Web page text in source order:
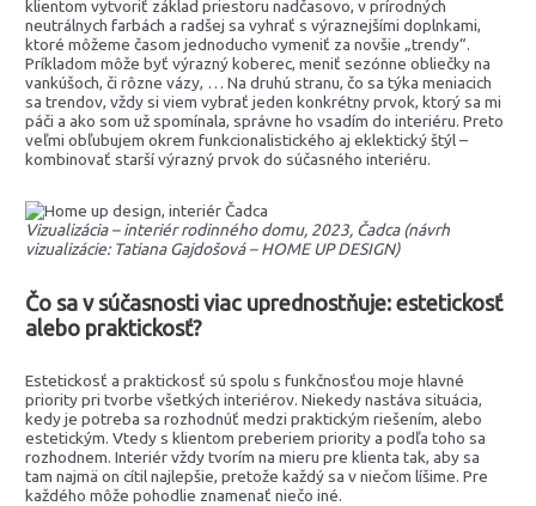
klientom vytvoriť základ priestoru nadčasovo, v prírodných
neutrálnych farbách a radšej sa vyhrať s výraznejšími doplnkami,
ktoré môžeme časom jednoducho vymeniť za novšie „trendy“.
Príkladom môže byť výrazný koberec, meniť sezónne obliečky na
vankúšoch, či rôzne vázy, … Na druhú stranu, čo sa týka meniacich
sa trendov, vždy si viem vybrať jeden konkrétny prvok, ktorý sa mi
páči a ako som už spomínala, správne ho vsadím do interiéru. Preto
veľmi obľubujem okrem funkcionalistického aj eklektický štýl –
kombinovať starší výrazný prvok do súčasného interiéru.
Vizualizácia – interiér rodinného domu, 2023, Čadca (návrh
vizualizácie: Tatiana Gajdošová – HOME UP DESIGN)
Čo sa v súčasnosti viac uprednostňuje: estetickosť
alebo praktickosť?
Estetickosť a praktickosť sú spolu s funkčnosťou moje hlavné
priority pri tvorbe všetkých interiérov. Niekedy nastáva situácia,
kedy je potreba sa rozhodnúť medzi praktickým riešením, alebo
estetickým. Vtedy s klientom preberiem priority a podľa toho sa
rozhodnem. Interiér vždy tvorím na mieru pre klienta tak, aby sa
tam najmä on cítil najlepšie, pretože každý sa v niečom líšime. Pre
každého môže pohodlie znamenať niečo iné.